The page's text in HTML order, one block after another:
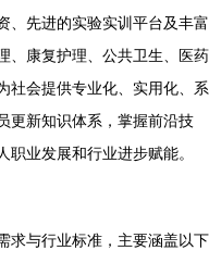
、先进的实验实训平台及丰富
、康复护理、公共卫生、医药
社会提供专业化、实用化、系
更新知识体系，掌握前沿技
业发展和行业进步赋能。
求与行业标准，主要涵盖以下